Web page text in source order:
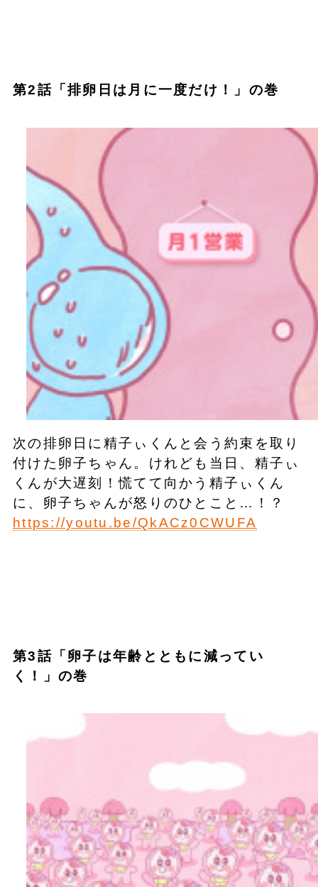
第2話「排卵日は月に一度だけ！」の巻
次の排卵日に精子ぃくんと会う約束を取り
付けた卵子ちゃん。けれども当日、精子ぃ
くんが大遅刻！慌てて向かう精子ぃくん
に、卵子ちゃんが怒りのひとこと…！？
https://youtu.be/QkACz0CWUFA
第3話「卵子は年齢とともに減ってい
く！」の巻